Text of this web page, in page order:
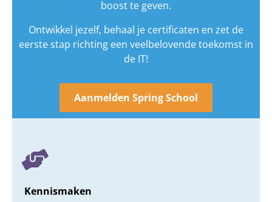
boost te geven.
Ontwikkel jezelf, behaal je certificaten en zet de
eerste stap richting een veelbelovende toekomst in
de IT!
Aanmelden Spring School
Kennismaken